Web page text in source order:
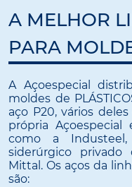
A MELHOR
PARA
A Açoespecial
moldes de
aço P20, vários
própria
como a
siderúrgico
Mittal. Os aços da
são: